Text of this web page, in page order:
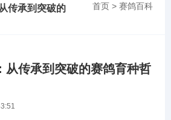
首页 > 赛鸽百科
传承到突破的
从传承到突破的赛鸽育种哲